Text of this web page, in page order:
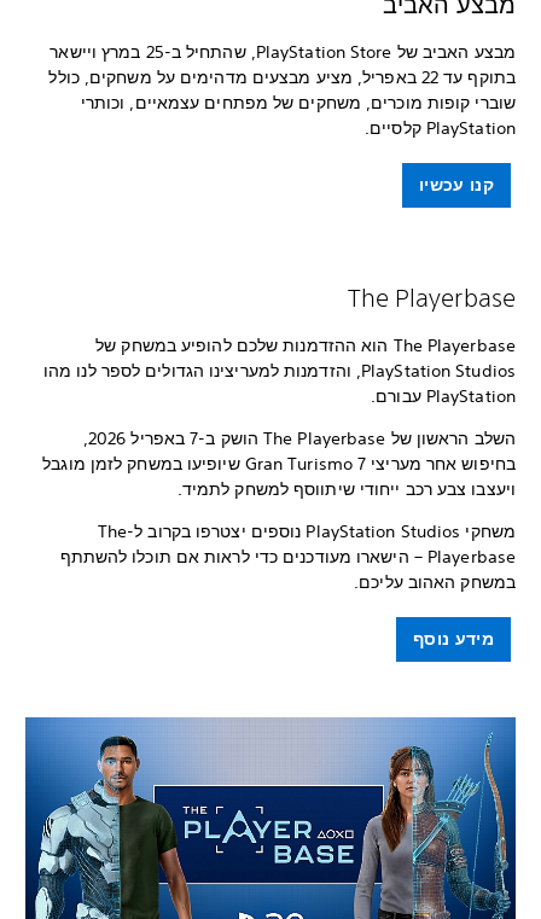
מבצע האביב של PlayStation Store, שהתחיל ב-25 במרץ ויישאר
בתוקף עד 22 באפריל, מציע מבצעים מדהימים על משחקים, כולל
שוברי קופות מוכרים, משחקים של מפתחים עצמאיים, וכותרי
PlayStation קלסיים.
קנו עכשיו
The Playerbase
The Playerbase הוא ההזדמנות שלכם להופיע במשחק של
PlayStation Studios, והזדמנות למעריצינו הגדולים לספר לנו מהו
PlayStation עבורם.
בחיפוש אחר מעריצי Gran Turismo 7 שיופיעו במשחק לזמן מוגבל
ויעצבו צבע רכב ייחודי שיתווסף למשחק לתמיד.
משחקי PlayStation Studios נוספים יצטרפו בקרוב ל-The
Playerbase – הישארו מעודכנים כדי לראות אם תוכלו להשתתף
במשחק האהוב עליכם.
מידע נוסף